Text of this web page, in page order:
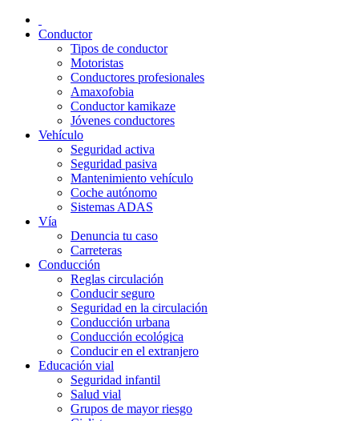
Conductor
Tipos de conductor
Motoristas
Conductores profesionales
Amaxofobia
Conductor kamikaze
Jóvenes conductores
Vehículo
Seguridad activa
Seguridad pasiva
Mantenimiento vehículo
Coche autónomo
Sistemas ADAS
Vía
Denuncia tu caso
Carreteras
Conducción
Reglas circulación
Conducir seguro
Seguridad en la circulación
Conducción urbana
Conducción ecológica
Conducir en el extranjero
Educación vial
Seguridad infantil
Salud vial
Grupos de mayor riesgo